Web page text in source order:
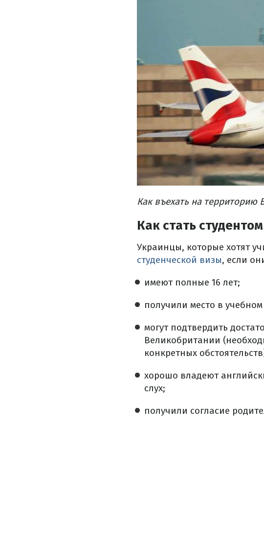
Как въехать на
Как стать
Украинцы, которые хотят
студенческой визы, если
имеют полные 16 лет;
получили место в
могут подтвердить
Великобритании
конкретных
хорошо владеют
слух;
получили согласие